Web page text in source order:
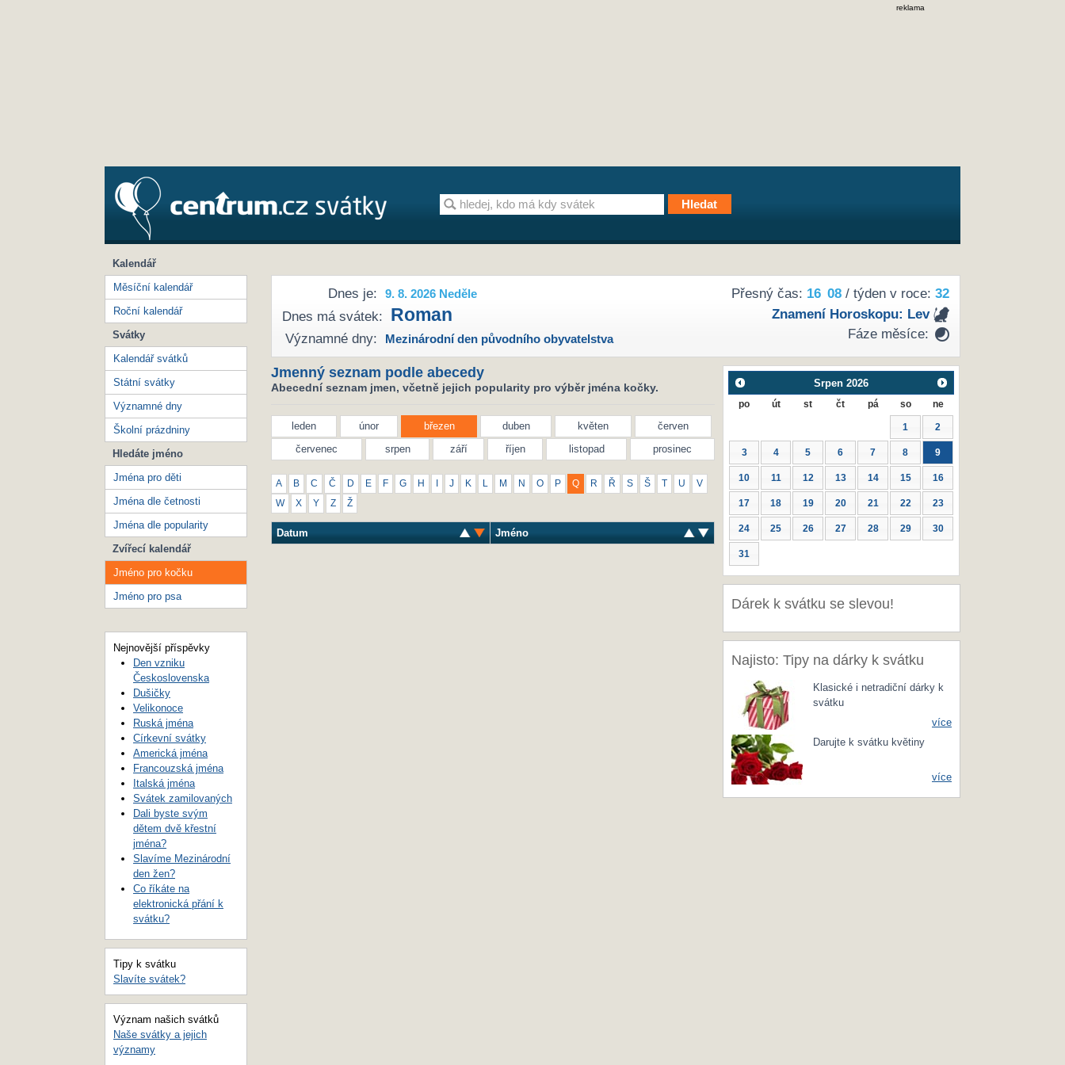
reklama
Přesný čas: 16 08/ týden v roce: 32
Znamení Horoskopu: Lev
Fáze měsíce:
Dnes je: 9. 8. 2026 Neděle
Dnes má svátek: Roman
Významné dny: Mezinárodní den původního obyvatelstva
Jmenný seznam podle abecedy
Abecední seznam jmen, včetně jejich popularity pro výběr jména kočky.
leden únor březen duben květen
červen
červenec
srpen září říjen listopad prosinec
A B C Č D E F G H J K M N O P Q R Ř S Š T U V
W X Y Z Ž
Datum Jméno
Srpen 2026
po út st čt pá so ne
1 2
3 4 5 6 7 8 9
10 11 12 13 14 15 16
17 18 19 20 21 22 23
24 25 26 27 28 29 30
31
Dárek k svátku se slevou!
Najisto: Tipy na dárky k svátku
Klasické i netradiční dárky k
svátku
více
Darujte k svátku květiny
více
Kalendář
Měsíční kalendář
Roční kalendář
Svátky
Kalendář svátků
Státní svátky
Významné dny
Školní prázdniny
Hledáte jméno
Jména pro děti
Jména dle četnosti
Jména dle popularity
Zvířecí kalendář
Jméno pro kočku
Jméno pro psa
Nejnovější příspěvky
Den vzniku
Československa
Dušičky
Velikonoce
Ruská jména
Církevní svátky
Americká jména
Francouzská jména
Italská jména
Svátek zamilovaných
Dali byste svým
dětem dvě křestní
jména?
Slavíme Mezinárodní
den žen?
Co říkáte na
elektronická přání k
svátku?
Tipy k svátku
Slavíte svátek?
Význam našich svátků
Naše svátky a jejich
významy